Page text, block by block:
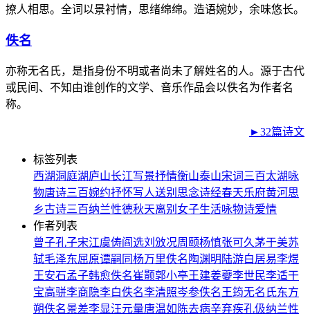
撩人相思。全词以景衬情，思绪绵绵。造语婉妙，余味悠长。
佚名
亦称无名氏，是指身份不明或者尚未了解姓名的人。源于古代
或民间、不知由谁创作的文学、音乐作品会以佚名为作者名
称。
►32篇诗文
标签列表
西湖洞庭湖庐山长江写景抒情衡山泰山宋词三百太湖 咏
物唐诗三百婉约抒怀写人送别 思念诗经春天乐府黄河思
乡古诗三百纳兰性德秋天离别 女子生活咏物诗爱情
作者列表
曾子孔子宋江虞俦阎选刘攽况周颐杨慎张可久茅于美苏
轼毛泽东屈原谭嗣同杨万里佚名 陶渊明 陆游白居易李煜
王安石孟子韩愈佚名崔颢郭小亭王建姜夔李世民李适干
宝高骈李商隐李白佚名李清照岑参佚名 王筠无名氏东方
朔佚名景差李显汪元量唐温如 陈去病辛弃疾孔伋纳兰性